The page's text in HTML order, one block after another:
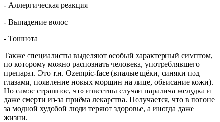
- Аллергическая реакция
- Выпадение волос
- Тошнота
Также специалисты выделяют особый характерный симптом,
по которому можно распознать человека, употреблявшего
препарат. Это т.н. Ozempic-face (впалые щёки, синяки под
глазами, появление новых морщин на лице, обвисание кожи).
Но самое страшное, что известны случаи паралича желудка и
даже смерти из-за приёма лекарства. Получается, что в погоне
за модной худобой люди теряют здоровье, а иногда даже
жизни.